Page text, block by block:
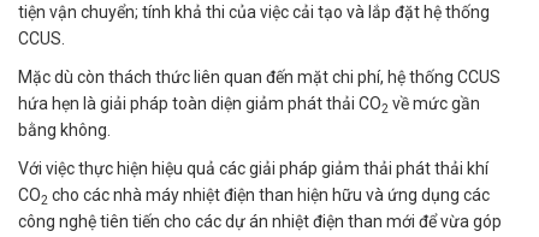
tiện vận chuyển; tính khả thi của việc cải tạo và lắp đặt hệ thống
CCUS.
Mặc dù còn thách thức liên quan đến mặt chi phí, hệ thống CCUS
hứa hẹn là giải pháp toàn diện giảm phát thải CO2 về mức gần
bằng không.
Với việc thực hiện hiệu quả các giải pháp giảm thải phát thải khí
CO2 cho các nhà máy nhiệt điện than hiện hữu và ứng dụng các
công nghệ tiên tiến cho các dự án nhiệt điện than mới để vừa góp